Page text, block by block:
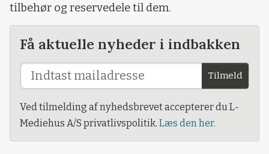
tilbehør og reservedele til dem.
Få aktuelle nyheder i indbakken
Tilmeld
Ved tilmelding af nyhedsbrevet accepterer du L-
Mediehus A/S privatlivspolitik. Læs den her.